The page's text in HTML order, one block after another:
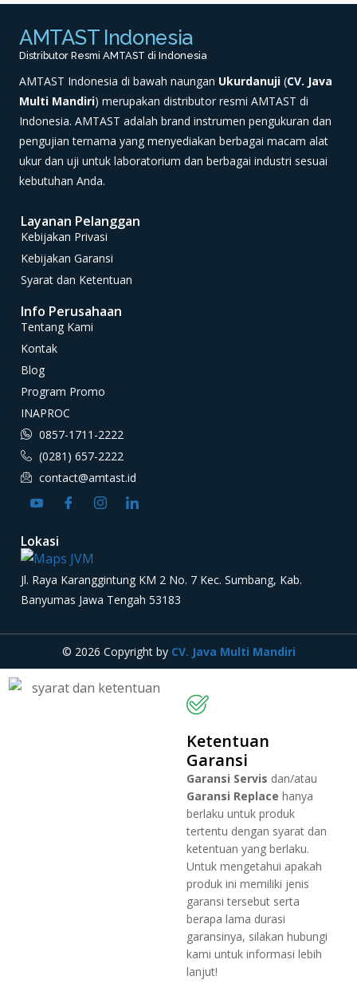
AMTAST Indonesia
Distributor Resmi AMTAST di Indonesia
AMTAST Indonesia di bawah naungan Ukurdanuji (CV. Java
Multi Mandiri) merupakan distributor resmi AMTAST di
Indonesia. AMTAST adalah brand instrumen pengukuran dan
pengujian ternama yang menyediakan berbagai macam alat
ukur dan uji untuk laboratorium dan berbagai industri sesuai
kebutuhan Anda.
Layanan Pelanggan
Kebijakan Privasi
Kebijakan Garansi
Syarat dan Ketentuan
Info Perusahaan
Tentang Kami
Kontak
Blog
Program Promo
INAPROC
0857-1711-2222
(0281) 657-2222
contact@amtast.id
Lokasi
Jl. Raya Karanggintung KM 2 No. 7 Kec. Sumbang, Kab.
Banyumas Jawa Tengah 53183
© 2026 Copyright by CV. Java Multi Mandiri
Ketentuan
Garansi
Garansi Servis dan/atau
Garansi Replace hanya
berlaku untuk produk
tertentu dengan syarat dan
ketentuan yang berlaku.
Untuk mengetahui apakah
produk ini memiliki jenis
garansi tersebut serta
berapa lama durasi
garansinya, silakan hubungi
kami untuk informasi lebih
lanjut!